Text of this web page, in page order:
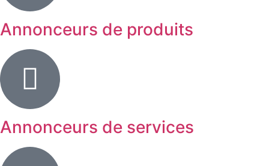
Annonceurs de produits
Annonceurs de services